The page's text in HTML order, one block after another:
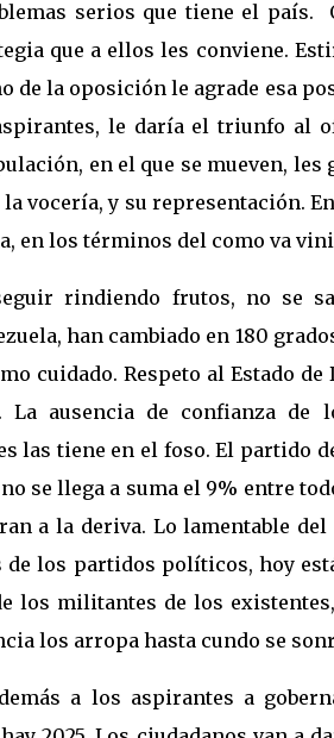
serios que tiene el país.
que a ellos les conviene.
de la oposición le agrade esa
le daría el triunfo al
en el que se mueven,
vocería, y su representación.
en los términos del como va
rindiendo frutos, no se
han cambiado en 180
cuidado. Respeto al Estado de
ausencia de confianza de
las tiene en el foso. El partido
se llega a suma el 9% entre
a la deriva. Lo lamentable del
los partidos políticos, hoy
los militantes de los
los arropa hasta cundo se
a los aspirantes a